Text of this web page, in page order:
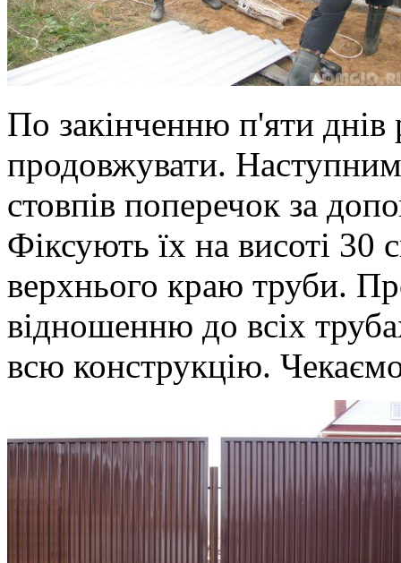
По закінченню п'яти
продовжувати.
стовпів поперечок за
Фіксують їх на висоті 30
верхнього краю труби.
відношенню до всіх
всю конструкцію.